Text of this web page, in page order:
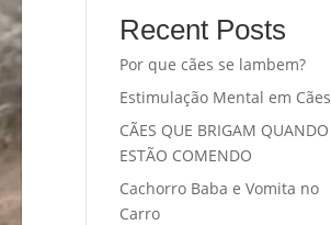
Recent Posts
Por que cães se lambem?
Estimulação Mental em Cães
CÃES QUE BRIGAM QUANDO
ESTÃO COMENDO
Cachorro Baba e Vomita no
Carro